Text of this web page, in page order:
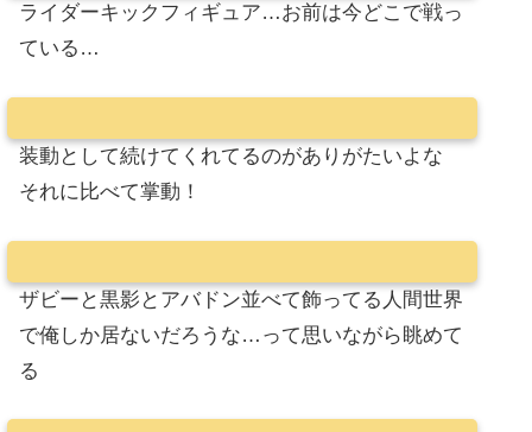
ライダーキックフィギュア…お前は今どこで戦っ
ている…
装動として続けてくれてるのがありがたいよな
それに比べて掌動！
ザビーと黒影とアバドン並べて飾ってる人間世界
で俺しか居ないだろうな…って思いながら眺めて
る